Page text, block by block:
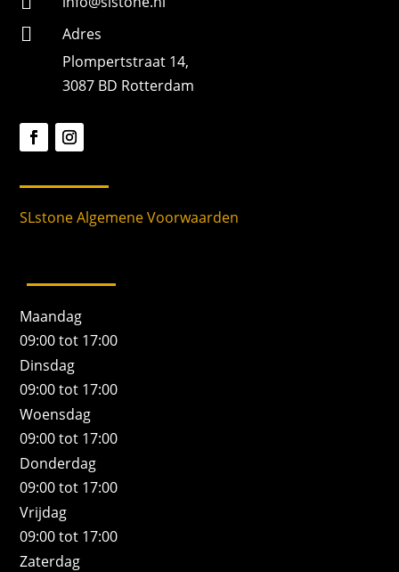

Adres
Plompertstraat 14,
3087 BD Rotterdam
SLstone Algemene Voorwaarden
Maandag
09:00 tot 17:00
Dinsdag
09:00 tot 17:00
Woensdag
09:00 tot 17:00
Donderdag
09:00 tot 17:00
Vrijdag
09:00 tot 17:00
Zaterdag